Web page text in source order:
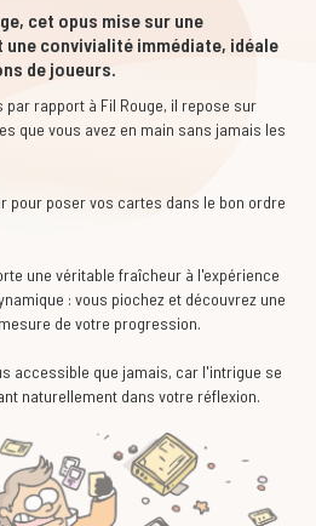
cet opus mise sur une
convivialité immédiate, idéale
de joueurs.
rapport à Fil Rouge, il repose sur
que vous avez en main sans jamais les
pour poser vos cartes dans le bon ordre
une véritable fraîcheur à l'expérience
: vous piochez et découvrez une
de votre progression.
accessible que jamais, car l'intrigue se
naturellement dans votre réflexion.